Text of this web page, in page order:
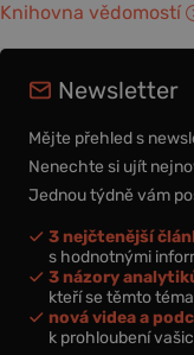
Knihovna vědomostí
Newsletter
Mějte přehled s
Nenechte si ujít
Jednou týdně vám
3 nejčtenější
s hodnotnými
3 názory
kteří se těmto
nová videa a
k prohloubení